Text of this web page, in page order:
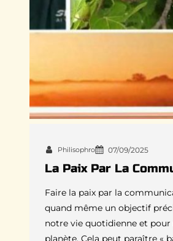
Philisophro 07/09/2025
La Paix Par La
Faire la paix par la
quand même un objectif
notre vie quotidienne et
planète. Cela peut paraître «